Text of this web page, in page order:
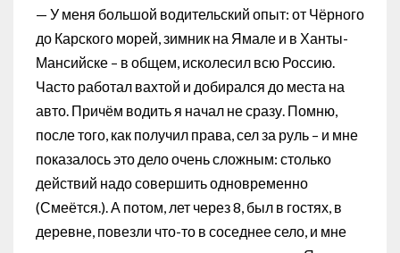
— У меня большой водительский опыт: от Чёрного
до Карского морей, зимник на Ямале и в Ханты-
Мансийске – в общем, исколесил всю Россию.
Часто работал вахтой и добирался до места на
авто. Причём водить я начал не сразу. Помню,
после того, как получил права, сел за руль – и мне
показалось это дело очень сложным: столько
действий надо совершить одновременно
(Смеётся.). А потом, лет через 8, был в гостях, в
деревне, повезли что-то в соседнее село, и мне